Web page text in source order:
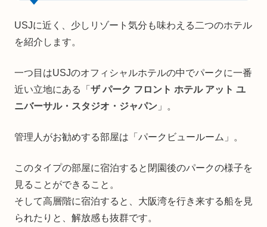
USJに近く、少しリゾート気分も味わえる二つのホテル
を紹介します。
一つ目はUSJのオフィシャルホテルの中でパークに一番
近い立地にある「 ザ パーク フロント ホテル アット ユ
ニバーサル・スタジオ・ジャパン 」。
管理人がお勧めする部屋は「パークビュールーム」。
このタイプの部屋に宿泊すると閉園後のパークの様子を
見ることができること。
そして高層階に宿泊すると、大阪湾を行き来する船を見
られたりと、解放感も抜群です。